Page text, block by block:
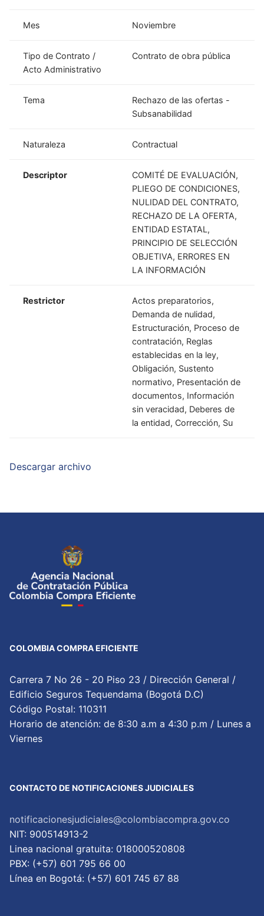
Mes Noviembre
Tipo de Contrato /
Acto Administrativo
Contrato de obra pública
Tema
Rechazo de las ofertas -
Subsanabilidad
Naturaleza Contractual
Descriptor
COMITÉ DE EVALUACIÓN,
PLIEGO DE CONDICIONES,
NULIDAD DEL CONTRATO,
RECHAZO DE LA OFERTA,
ENTIDAD ESTATAL,
PRINCIPIO DE SELECCIÓN
OBJETIVA, ERRORES EN
LA INFORMACIÓN
Restrictor
Actos preparatorios,
Demanda de nulidad,
Estructuración, Proceso de
contratación, Reglas
establecidas en la ley,
Obligación, Sustento
normativo, Presentación de
documentos, Información
sin veracidad, Deberes de
la entidad, Corrección, Su
Descargar archivo
COLOMBIA COMPRA EFICIENTE
Carrera 7 No 26 - 20 Piso 23 / Dirección General /
Edificio Seguros Tequendama (Bogotá D.C)
Código Postal: 110311
Horario de atención: de 8:30 a.m a 4:30 p.m / Lunes a
Viernes
CONTACTO DE NOTIFICACIONES JUDICIALES
notificacionesjudiciales@colombiacompra.gov.co
NIT: 900514913-2
Linea nacional gratuita: 018000520808
PBX: (+57) 601 795 66 00
Lí­nea en Bogotá: (+57) 601 745 67 88